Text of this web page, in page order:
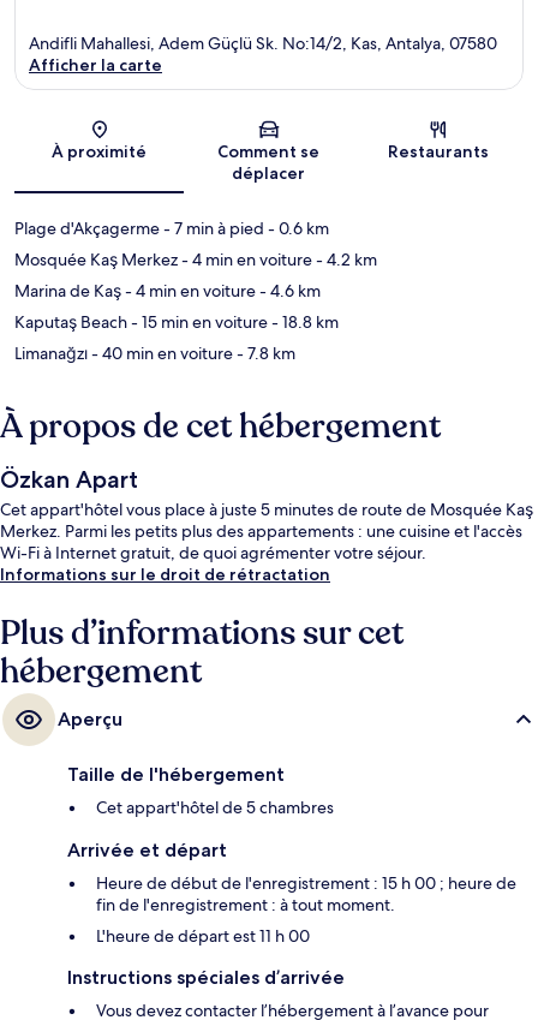
Carte
Andifli Mahallesi, Adem Güçlü Sk. No:14/2, Kas, Antalya, 07580
Afficher la carte
À proximité
Comment se
déplacer
Restaurants
Plage d'Akçagerme- 7 min à pied - 0.6 km
Mosquée Kaş Merkez- 4 min en voiture- 4.2 km
Marina de Kaş- 4 min en voiture- 4.6 km
Kaputaş Beach- 15 min en voiture- 18.8 km
Limanağzı- 40 min en voiture- 7.8 km
À propos de cet hébergement
Özkan Apart
Cet appart'hôtel vous place à juste 5 minutes de route de Mosquée Kaş
Merkez. Parmi les petits plus des appartements : une cuisine et l'accès
Wi-Fi à Internet gratuit, de quoi agrémenter votre séjour.
Informations sur le droit de rétractation
Plus d’informations sur cet
hébergement
Aperçu
Taille de l'hébergement
Cet appart'hôtel de 5 chambres
Arrivée et départ
Heure de début de l'enregistrement : 15 h 00 ; heure de
fin de l'enregistrement : à tout moment.
L'heure de départ est 11 h 00
Instructions spéciales d’arrivée
Vous devez contacter l’hébergement à l’avance pour